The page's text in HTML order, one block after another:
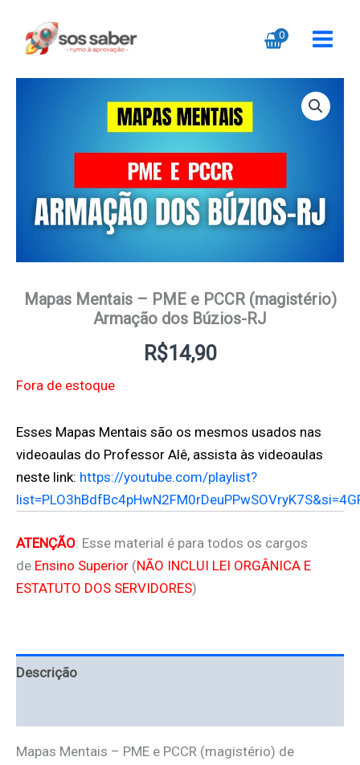
conteúdo
0
Mapas Mentais – PME e PCCR (magistério)
Armação dos Búzios-RJ
R$14,90
Fora de estoque
Esses Mapas Mentais são os mesmos usados nas
videoaulas do Professor Alê, assista às videoaulas
neste link: https://youtube.com/playlist?
ATENÇÃO: Esse material é para todos os cargos
de Ensino Superior (NÃO INCLUI LEI ORGÂNICA E
ESTATUTO DOS SERVIDORES)
Descrição
Mapas Mentais – PME e PCCR (magistério) de